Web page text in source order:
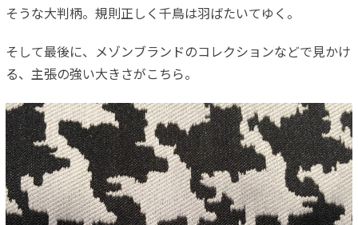
そうな大判柄。規則正しく千鳥は羽ばたいてゆく。
そして最後に、メゾンブランドのコレクションなどで見かけ
る、主張の強い大きさがこちら。